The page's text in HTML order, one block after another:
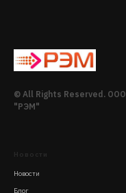
© All Rights Reserved. ООО
"РЭМ"
Новости
Новости
Блог